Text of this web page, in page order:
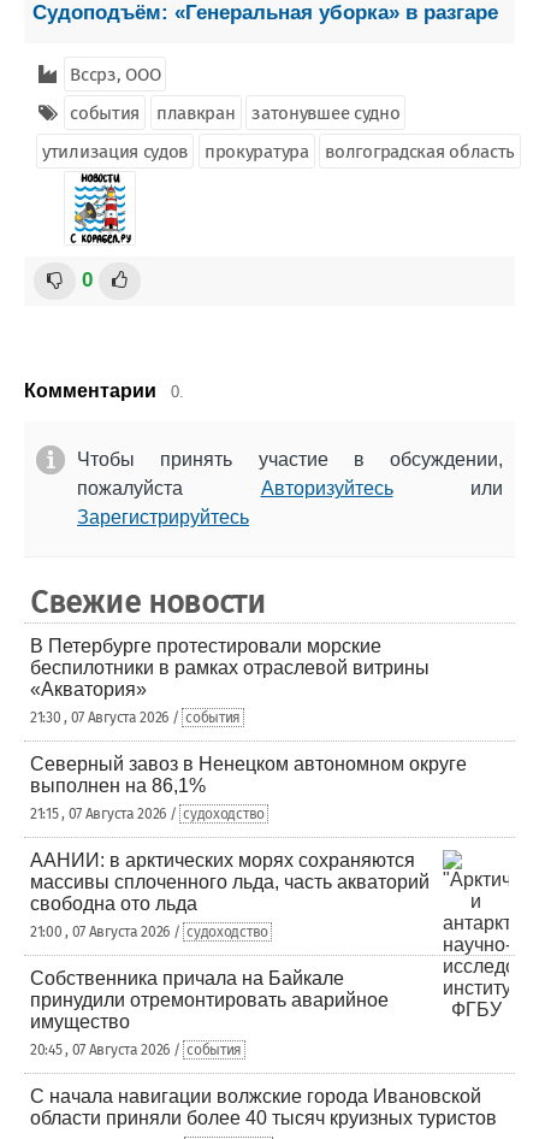
Судоподъём: «Генеральная уборка» в разгаре
Вссрз, ООО
события
плавкран
затонувшее судно
утилизация судов
прокуратура волгоградская область
0
Комментарии 0.
Чтобы принять участие в обсуждении,
пожалуйста Авторизуйтесьили
Зарегистрируйтесь
Свежие новости
В Петербурге протестировали морские
беспилотники в рамках отраслевой витрины
«Акватория»
21:30 , 07 Августа 2026 / события
Северный завоз в Ненецком автономном округе
выполнен на 86,1%
21:15 , 07 Августа 2026 / судоходство
ААНИИ: в арктических морях сохраняются
массивы сплоченного льда, часть акваторий
свободна ото льда
21:00 , 07 Августа 2026 / судоходство
Собственника причала на Байкале
принудили отремонтировать аварийное
имущество
20:45 , 07 Августа 2026 / события
С начала навигации волжские города Ивановской
области приняли более 40 тысяч круизных туристов